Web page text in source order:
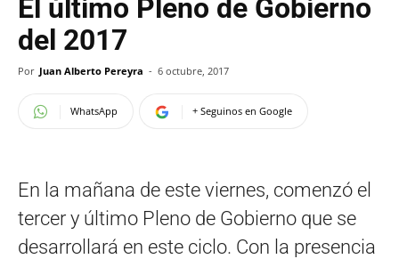
El último Pleno de Gobierno
del 2017
Por Juan Alberto Pereyra - 6 octubre, 2017
WhatsApp + Seguinos en Google
En la mañana de este viernes, comenzó el
tercer y último Pleno de Gobierno que se
desarrollará en este ciclo. Con la presencia